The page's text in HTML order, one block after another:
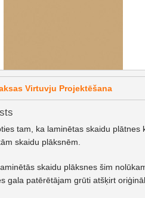
Virtuvju Projektēšana
tam, ka laminētas skaidu
skaidu plāksnēm.
skaidu plāksnes šim
gala patērētājam grūti atšķirt